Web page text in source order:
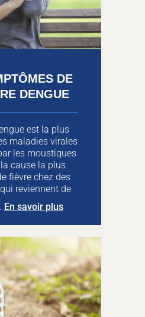
DE
DENGUE
est la plus
maladies virales
les moustiques
cause la plus
fièvre chez des
reviennent de
En savoir plus